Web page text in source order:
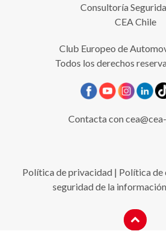
Consultoría
CEA Chile
Club Europeo de
Todos los derechos
Contacta con
Política de privacidad | Política de
seguridad de la información